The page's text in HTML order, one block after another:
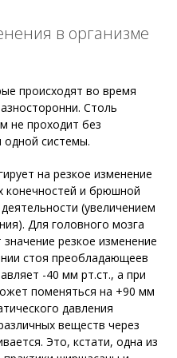
в организме
происходят во время
Столь
не проходит без
одной системы.
на резкое изменение
конечностей и брюшной
(увеличением
Для головного мозга
резкое изменение
стоя преобладающеев
-40 мм рт.ст., а при
поменяться на +90 мм
давления
веществ через
Это, кстати, одна из